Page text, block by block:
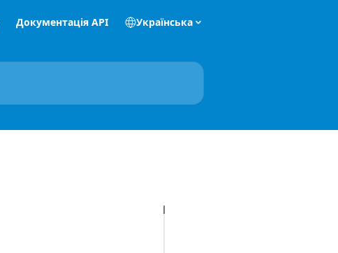
Документація API Українська